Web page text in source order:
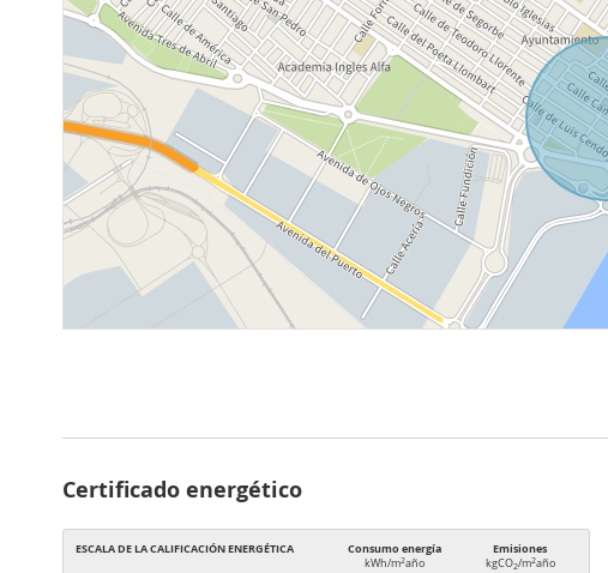
Certificado energético
ESCALA DE LA CALIFICACIÓN ENERGÉTICA Consumo energía
kWh/m2año
Emisiones
kgCO2/m2año